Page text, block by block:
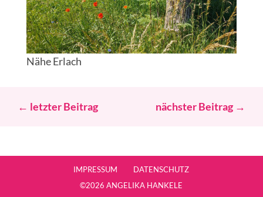
Nähe Erlach
← letzter Beitrag nächster Beitrag→
IMPRESSUM
DATENSCHUTZ
©2026 ANGELIKA HANKELE